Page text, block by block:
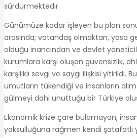
sürdürmektedir.
Günümüze kadar işleyen bu plan
arasında; vatandaş olmaktan, yasa
olduğu inancından ve devlet
kurumlara karşı oluşan güvensizlik,
karşılıklı sevgi ve saygı ilişkisi yitirildi.
umutların tükendiği ve insanların
gülmeyi dahi unuttuğu bir Türkiye
Ekonomik krize çare bulamayan,
yoksulluğuna rağmen kendi şatafatlı